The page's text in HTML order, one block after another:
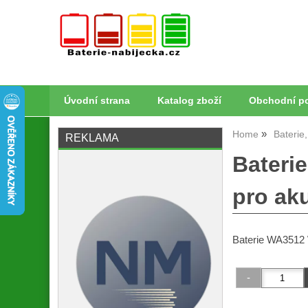
Úvodní strana Katalog zboží Obchodní
Home
pro
Baterie
REKLAMA